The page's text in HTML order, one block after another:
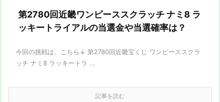
第2780回近畿ワンピーススクラッチ ナミ8 ラ
ッキートライアルの当選金や当選確率は？
今回の挑戦は、こちら↓ 第2780回近畿宝くじ ワンピーススクラ
ッチ ナミ8 ラッキートラ ...
記事を読む